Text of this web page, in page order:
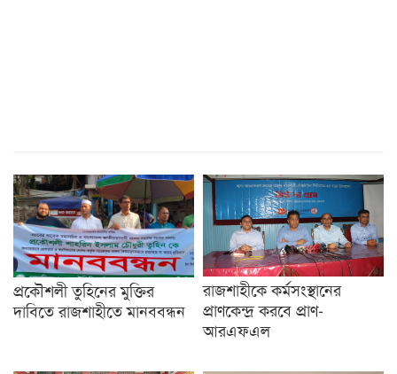
প্রকৌশলী তুহিনের মুক্তির
দাবিতে রাজশাহীতে মানববন্ধন
রাজশাহীকে কর্মসংস্থানের
প্রাণকেন্দ্র করবে প্রাণ-
আরএফএল